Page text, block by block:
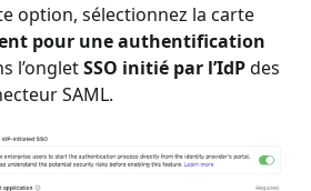
option, sélectionnez la carte
pour une authentification
l’ongletSSO initié par l’IdPdes
SAML.